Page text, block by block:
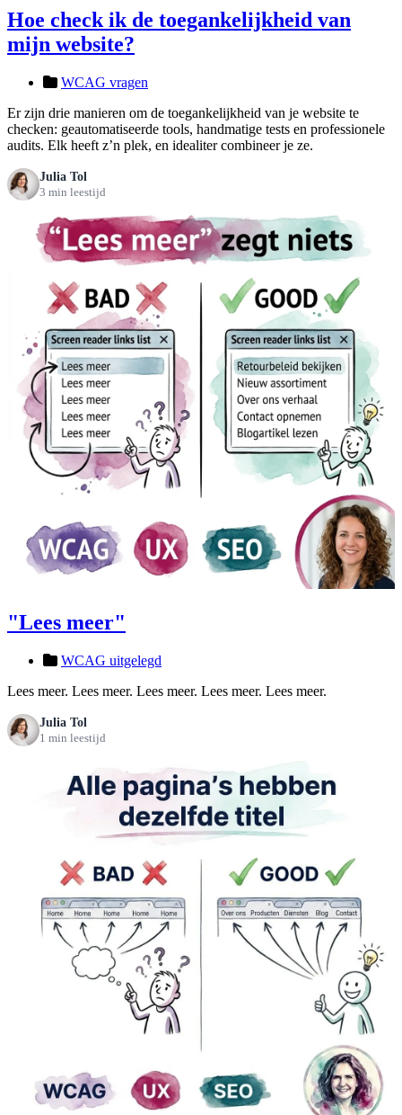
Hoe check ik de toegankelijkheid van
mijn website?
WCAG vragen
Er zijn drie manieren om de toegankelijkheid van je website te
checken: geautomatiseerde tools, handmatige tests en professionele
audits. Elk heeft z’n plek, en idealiter combineer je ze.
Julia Tol
3 min leestijd
"Lees meer"
WCAG uitgelegd
Lees meer. Lees meer. Lees meer. Lees meer. Lees meer.
Julia Tol
1 min leestijd